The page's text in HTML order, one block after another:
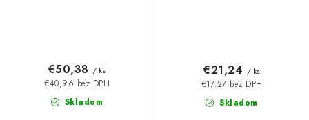
Skladom
€40,96 bez DPH
€50,38 / ks
Skladom
€17,27 bez DPH
€21,24 / ks